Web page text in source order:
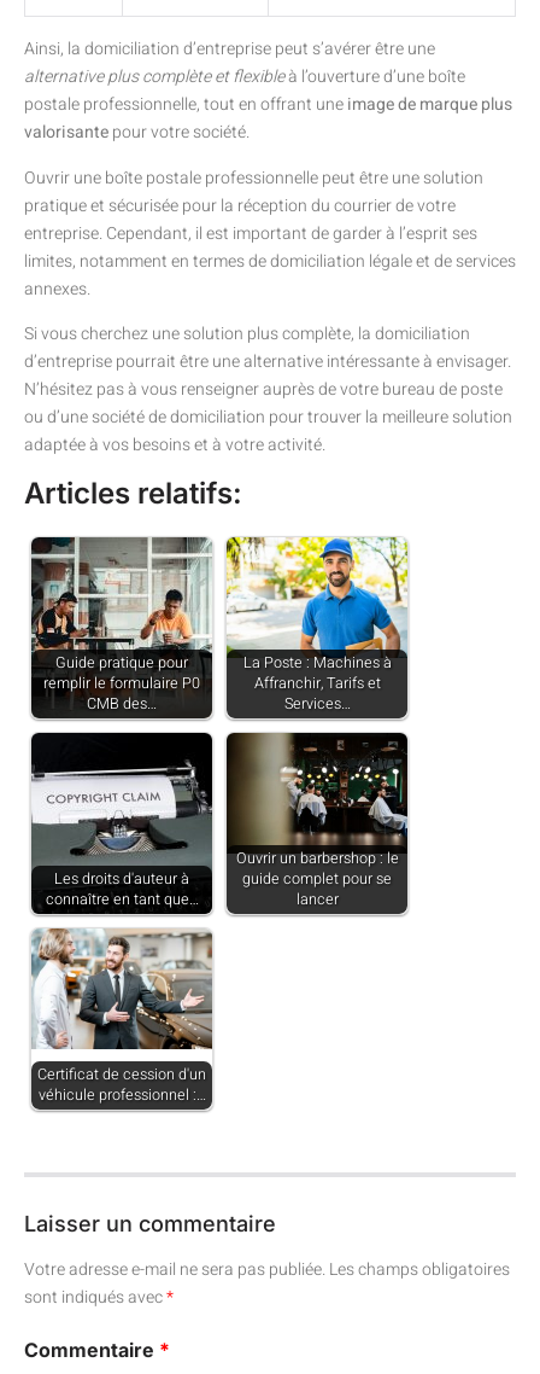
Ainsi, la domiciliation d’entreprise peut s’avérer être une
alternative plus complète et flexibleà l’ouverture d’une boîte
postale professionnelle, tout en offrant uneimage de marque plus
valorisantepour votre société.
Ouvrir une boîte postale professionnelle peut être une solution
pratique et sécurisée pour la réception du courrier de votre
entreprise. Cependant, il est important de garder à l’esprit ses
limites, notamment en termes de domiciliation légale et de services
annexes.
Si vous cherchez une solution plus complète, la domiciliation
d’entreprise pourrait être une alternative intéressante à envisager.
N’hésitez pas à vous renseigner auprès de votre bureau de poste
ou d’une société de domiciliation pour trouver la meilleure solution
adaptée à vos besoins et à votre activité.
Articles relatifs:
Guide pratique pour
remplir le formulaire P0
CMB des…
La Poste : Machines à
Affranchir, Tarifs et
Services…
Les droits d'auteur à
connaître en tant que…
Ouvrir un barbershop : le
guide complet pour se
lancer
Certificat de cession d'un
véhicule professionnel :…
Laisser un commentaire
Votre adresse e-mail ne sera pas publiée. Les champs obligatoires
sont indiqués avec*
Commentaire *